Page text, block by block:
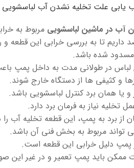
یابی علت تخلیه نشدن آب لباسشویی
در ماشین لباسشویی مربوط به
داریم تا به بررسی خرابی این قطعه و
شده باشد.
لباس در طولانی مدت به داخل پمپ
و کثیفی ها از دستگاه خارج شوند.
و یا همان برد کنترل لباسشویی باشد.
تخلیه نیاز به فرمان برد دارد.
از برد به پمپ، این قطعه تخلیه آب را
تواند مربوط به بخش فنی آن باشد.
پمپ دلیل خرابی این قطعه است.
ممکن باید پمپ تعمیر و در غیر این